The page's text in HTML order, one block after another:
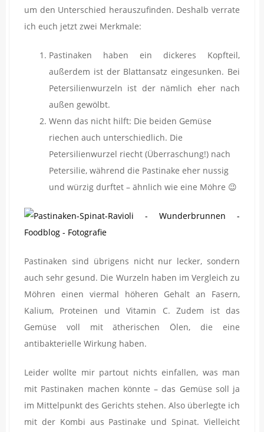
um den Unterschied herauszufinden. Deshalb verrate
ich euch jetzt zwei Merkmale:
Pastinaken haben ein dickeres Kopfteil,
außerdem ist der Blattansatz eingesunken. Bei
Petersilienwurzeln ist der nämlich eher nach
außen gewölbt.
Wenn das nicht hilft: Die beiden Gemüse
riechen auch unterschiedlich. Die
Petersilienwurzel riecht (Überraschung!) nach
Petersilie, während die Pastinake eher nussig
und würzig durftet – ähnlich wie eine Möhre 😉
Pastinaken sind übrigens nicht nur lecker, sondern
auch sehr gesund. Die Wurzeln haben im Vergleich zu
Möhren einen viermal höheren Gehalt an Fasern,
Kalium, Proteinen und Vitamin C. Zudem ist das
Gemüse voll mit ätherischen Ölen, die eine
antibakterielle Wirkung haben.
Leider wollte mir partout nichts einfallen, was man
mit Pastinaken machen könnte – das Gemüse soll ja
im Mittelpunkt des Gerichts stehen. Also überlegte ich
mit der Kombi aus Pastinake und Spinat. Vielleicht